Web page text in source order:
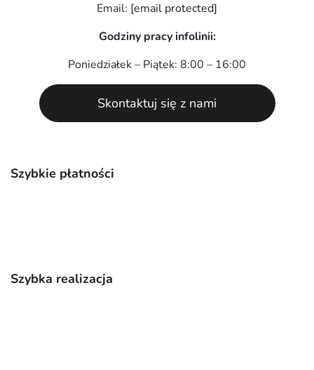
Szybkie płatności
Szybka realizacja
Email: [email protected]
Godziny pracy infolinii:
Poniedziałek – Piątek: 8:00 – 16:00
Skontaktuj się z nami